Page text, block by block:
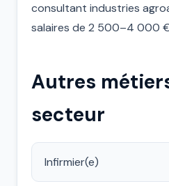
consultant industries
salaires de 2 500–4 000
Autres
secteur
Infirmier(e)